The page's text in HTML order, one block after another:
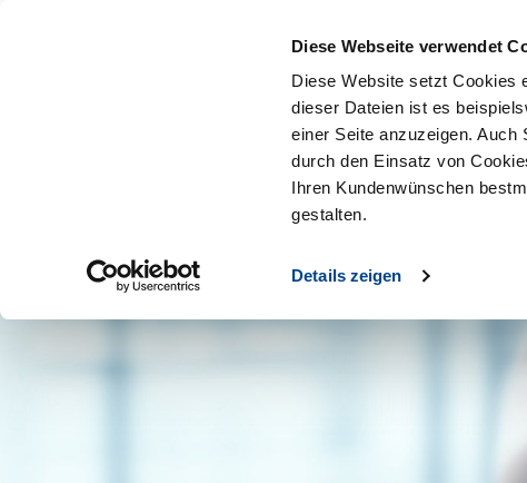
Diese Webseite verwendet
Diese Website setzt Cookies
dieser Dateien ist es
einer Seite anzuzeigen.
durch den Einsatz von
Ihren Kundenwünschen
gestalten.
Details zeigen